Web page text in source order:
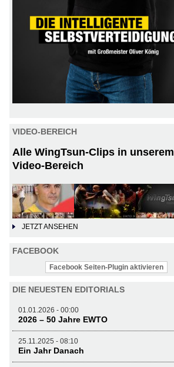
VIDEO-BEREICH
Alle WingTsun-Clips in unserem
Video-Bereich
JETZT ANSEHEN
FACEBOOK
Facebook Seiten-Plugin aktivieren
DIE NEUESTEN EDITORIALS
01.01.2026 - 00:00
2026 – 50 Jahre EWTO
25.11.2025 - 08:10
Ein Jahr Danach